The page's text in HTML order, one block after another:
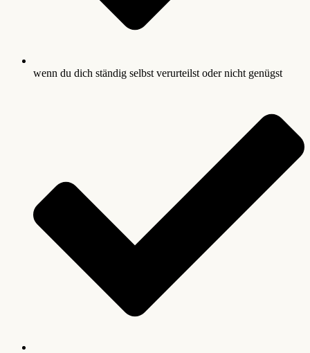
wenn du dich ständig selbst verurteilst oder nicht genügst